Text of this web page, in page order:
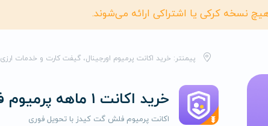
نسخه کرکی یا اشتراکی ارائه می‌شوند.
پیمنتر: خرید اکانت پرمیوم اورجینال، گیفت کارت و خدمات ارزی
خرید اکانت 1 ماهه پرمیوم فلش گت کیدز
اکانت پرمیوم فلش گت کیدز با تحویل فوری